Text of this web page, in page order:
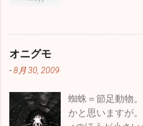
しての育種とい
んが、一方で都
育種と言います
配によるもので
ます。牛や馬な
て、 意図した
長く大切に愛さ
ている材料で ク
礼のシマフクロ
オニグモ
-8月 30, 2009
蜘蛛＝節足動物
かと思いますが